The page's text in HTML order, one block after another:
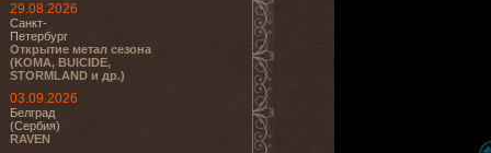
29.08.2026
Санкт-
Петербург
Открытие метал сезона
(KOMA, BUICIDE,
STORMLAND и др.)
03.09.2026
Белград
(Сербия)
RAVEN